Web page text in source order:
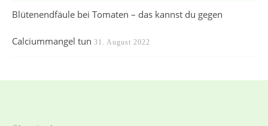
Blütenendfäule bei Tomaten – das kannst du gegen
Calciummangel tun 31. August 2022